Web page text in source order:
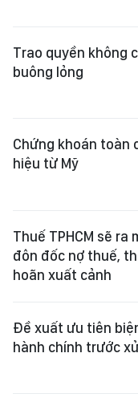
Trao quyền không
buông lỏng
Chứng khoán toàn
hiệu từ Mỹ
Thuế TPHCM sẽ ra
đôn đốc nợ thuế,
hoãn xuất cảnh
Đề xuất ưu tiên
hành chính trước